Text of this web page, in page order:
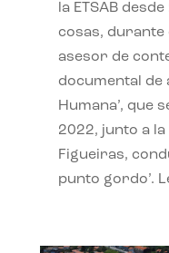
la ETSAB
cosas,
asesor de
documental de
Humana’, que
2022, junto a
Figueiras,
punto gordo’.